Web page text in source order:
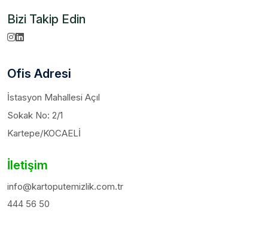
Bizi Takip Edin
Ofis Adresi
İstasyon Mahallesi Açıl
Sokak No: 2/1
Kartepe/KOCAELİ
İletişim
info@kartoputemizlik.com.tr
444 56 50